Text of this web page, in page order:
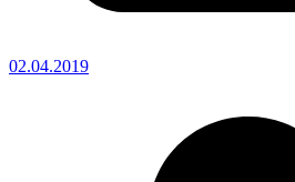
02.04.2019